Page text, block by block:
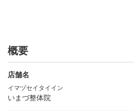
概要
店舗名
イマヅセイタイイン
いまづ整体院